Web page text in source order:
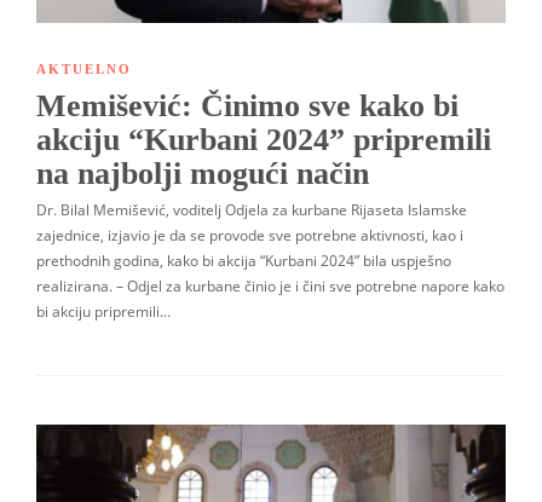
AKTUELNO
Memišević: Činimo sve kako bi
akciju “Kurbani 2024” pripremili
na najbolji mogući način
Dr. Bilal Memišević, voditelj Odjela za kurbane Rijaseta Islamske
zajednice, izjavio je da se provode sve potrebne aktivnosti, kao i
prethodnih godina, kako bi akcija “Kurbani 2024” bila uspješno
realizirana. – Odjel za kurbane činio je i čini sve potrebne napore kako
bi akciju pripremili…